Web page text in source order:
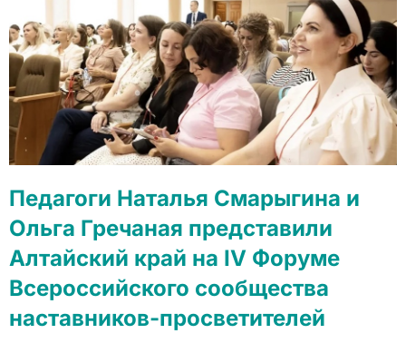
Педагоги Наталья Смарыгина и
Ольга Гречаная представили
Алтайский край на IV Форуме
Всероссийского сообщества
наставников-просветителей